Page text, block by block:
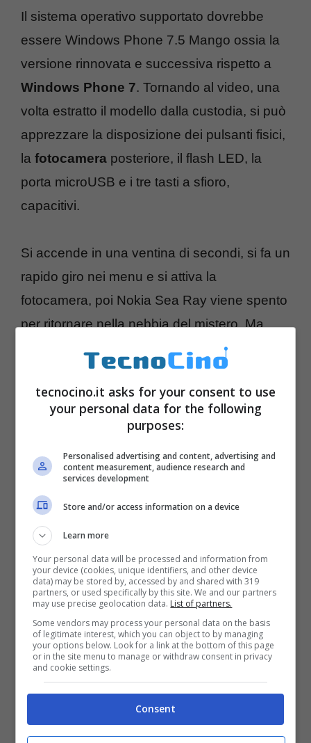
Il sistema operativo supportato dovrebbe
essere Windows Phone 7.5 Mango ossia la
versione rinnovata e successiva rispetto a
Windows Phone 7. Tornando al video, una
volta estratto il modello dalla custodia, si può
apprezzare la disposizione dei pulsanti fisici,
la fotocamera posteriore, il flash LED, la
porta microUSB e i tre tasti a sfioro,
capacitivi.
Si accende in una ventina di secondi, si fa un
rapido giro nei menu e si attiva la
fotocamera, poi Nokia Sea Ray viene spento
per ritornare nella nebbia del mistero. Ma
stiamone certi, la campagna di graduale
disvelamento continuerà fino alla
presentazione.
tecnocino.it asks for your consent to use
your personal data for the following
purposes:
Personalised advertising and content, advertising and
content measurement, audience research and
services development
Store and/or access information on a device
Learn more
Your personal data will be processed and information from
your device (cookies, unique identifiers, and other device
data) may be stored by, accessed by and shared with 319
partners, or used specifically by this site. We and our partners
may use precise geolocation data. List of partners.
Some vendors may process your personal data on the basis
of legitimate interest, which you can object to by managing
your options below. Look for a link at the bottom of this page
or in the site menu to manage or withdraw consent in privacy
and cookie settings.
Consent